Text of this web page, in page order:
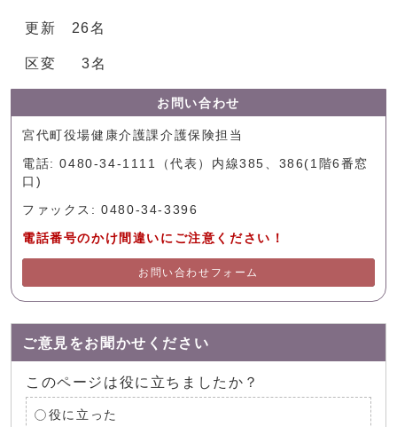
更新 26名
区変 3名
お問い合わせ
宮代町役場健康介護課介護保険担当
電話: 0480-34-1111（代表）内線385、386(1階6番窓
口)
ファックス: 0480-34-3396
電話番号のかけ間違いにご注意ください！
お問い合わせフォーム
ご意見をお聞かせください
このページは役に立ちましたか？
役に立った